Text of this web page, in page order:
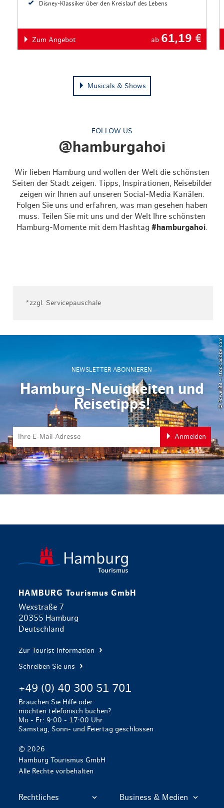
Disney-Klassiker über den Kreislauf des Lebens
Zum Angebot ab 61,19 €
Musicals & Shows
FOLLOW US
@hamburgahoi
Wir lieben Hamburg und wollen der Welt die schönsten
Seiten der Stadt zeigen. Tipps, Inspirationen, Reisebilder
zeigen wir Ihnen auf unseren Social-Media Kanälen.
Folgen Sie uns und erfahren, was man gesehen haben
muss. Teilen Sie mit uns und der Welt Ihre schönsten
Hamburg-Momente mit dem Hashtag #hamburgahoi.
*zzgl. Servicepauschale
NEWSLETTER ABONNIEREN
Hamburg-Neuigkeiten und
Reisetipps!
Anmelden
© Powell83 – stock.adobe.com
HAMBURG Tourismus GmbH
Wexstraße 7
20355 Hamburg
Deutschland
Zur Tourist Information
Schreiben Sie uns
+49 (0) 40 300 51 701
Brauchen Sie Hilfe oder
möchten telefonisch buchen?
Mo - Fr: 9:00 - 17:00 Uhr
Samstag, Sonn- und Feiertag geschlossen
© 2026
Hamburg Tourismus GmbH
Alle Rechte vorbehalten
Rechtliches Business & Medien